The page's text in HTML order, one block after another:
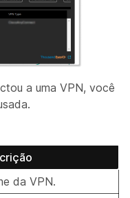
a uma VPN, você
da VPN.